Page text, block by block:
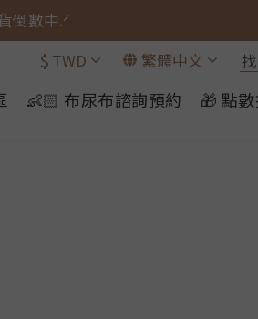
倒數中.ᐟ
$ TWD 繁體中文
👶🏻 布尿布諮詢預約 🎁 點